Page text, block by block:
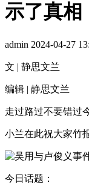
示了真相
admin 2024-04-27
文 | 静思文兰
编辑 | 静思文兰
走过路过不要错过
小兰在此祝大家竹
今日话题：